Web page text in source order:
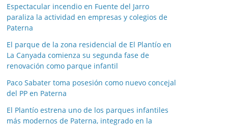
o
r
m
e
s
e
s
Espectacular incendio en Fuente del Jarro
paraliza la actividad en empresas y colegios de
Paterna
El parque de la zona residencial de El Plantío en
La Canyada comienza su segunda fase de
renovación como parque infantil
Paco Sabater toma posesión como nuevo concejal
del PP en Paterna
El Plantío estrena uno de los parques infantiles
más modernos de Paterna, integrado en la